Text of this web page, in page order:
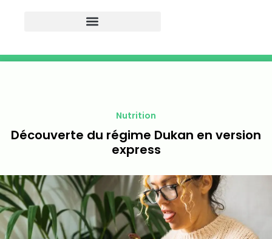
Nutrition
Découverte du régime Dukan en version
express